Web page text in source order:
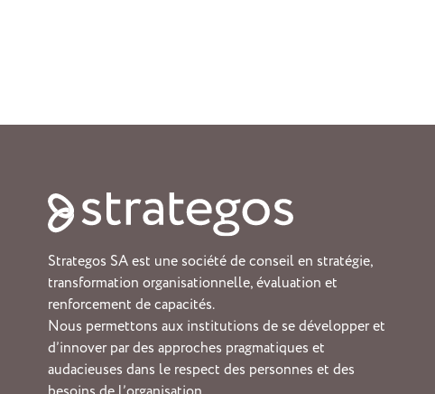
Strategos SA est une société de conseil en stratégie,
transformation organisationnelle, évaluation et
renforcement de capacités.
Nous permettons aux institutions de se développer et
d’innover par des approches pragmatiques et
audacieuses dans le respect des personnes et des